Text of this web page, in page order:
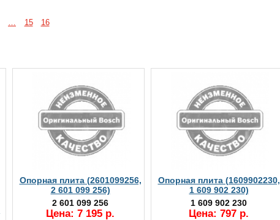
… 15 16
Опорная плита (2601099256,
2 601 099 256)
2 601 099 256
Цена: 7 195 р.
Опорная плита (1609902230,
1 609 902 230)
1 609 902 230
Цена: 797 р.